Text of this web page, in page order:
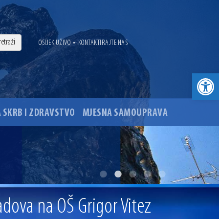
OSIJEK UŽIVO • KONTAKTIRAJTE NAS
SKRB I ZDRAVSTVO MJESNA SAMOUPRAVA
glavnog osječkog Trga Ante Starčevića
na OŠ Grigor Vitez